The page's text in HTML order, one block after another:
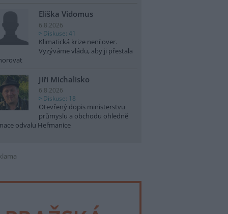
Eliška Vidomus
6.8.2026
Diskuse: 41
Klimatická krize není over.
Vyzýváme vládu, aby ji přestala
Jiří Michalisko
6.8.2026
Diskuse: 18
Otevřený dopis ministerstvu
průmyslu a obchodu ohledně
odvalu Heřmanice